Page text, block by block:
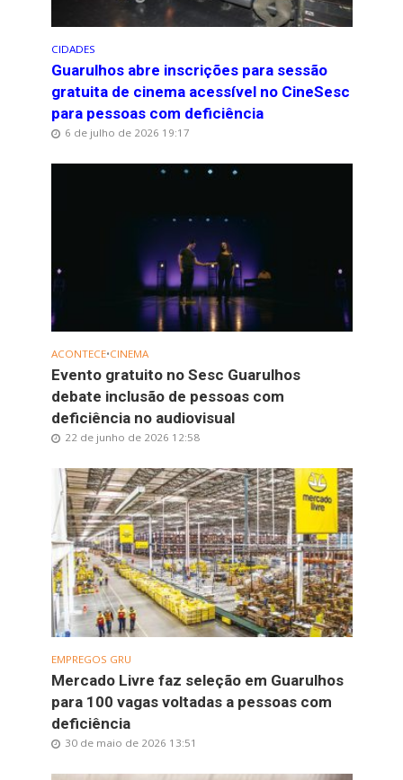
CIDADES
Guarulhos abre inscrições para sessão
gratuita de cinema acessível no CineSesc
para pessoas com deficiência
6 de julho de 2026 19:17
ACONTECE•CINEMA
Evento gratuito no Sesc Guarulhos
debate inclusão de pessoas com
deficiência no audiovisual
22 de junho de 2026 12:58
EMPREGOS GRU
Mercado Livre faz seleção em Guarulhos
para 100 vagas voltadas a pessoas com
deficiência
30 de maio de 2026 13:51